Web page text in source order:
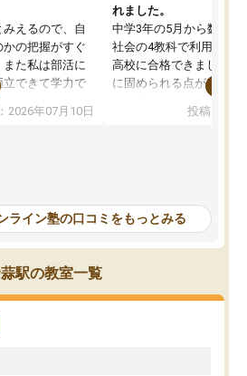
えるので、自
の把握がすぐ
た私は部活に
立できて学力で
とができてよ
の際に、自分が
ができない人に
あるのではない
2026年07月10日
れました。
中学3年の5月から数学・
社会の4教科で利用し、
高校に合格できました。
に固められる点が魅力で
項目のおかげで、手軽
元数が可視化されるので
しながら意欲的に取り組
常に効果を実感している
すめできる塾です。
投稿日：
ライン塾の口コミをもっとみる
駅の教室一覧